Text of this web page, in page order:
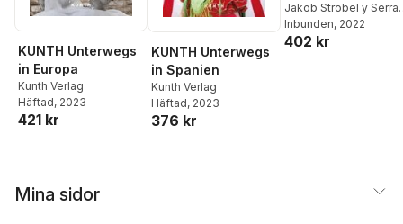
KUNTH Unterwegs
in Europa
Kunth Verlag
Häftad, 2023
421 kr
KUNTH Unterwegs
in Spanien
Kunth Verlag
Häftad, 2023
376 kr
Jakob Strobel y Serra,
Anke Benstem,
Fischer,Silke Haas
Inbunden, 2022
402 kr
Mina sidor